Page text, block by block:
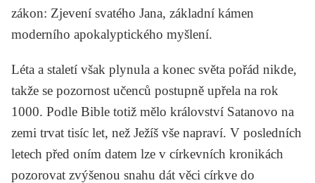
zákon: Zjevení svatého Jana, základní kámen
moderního apokalyptického myšlení.
Léta a staletí však plynula a konec světa pořád nikde,
takže se pozornost učenců postupně upřela na rok
1000. Podle Bible totiž mělo království Satanovo na
zemi trvat tisíc let, než Ježíš vše napraví. V posledních
letech před oním datem lze v církevních kronikách
pozorovat zvýšenou snahu dát věci církve do